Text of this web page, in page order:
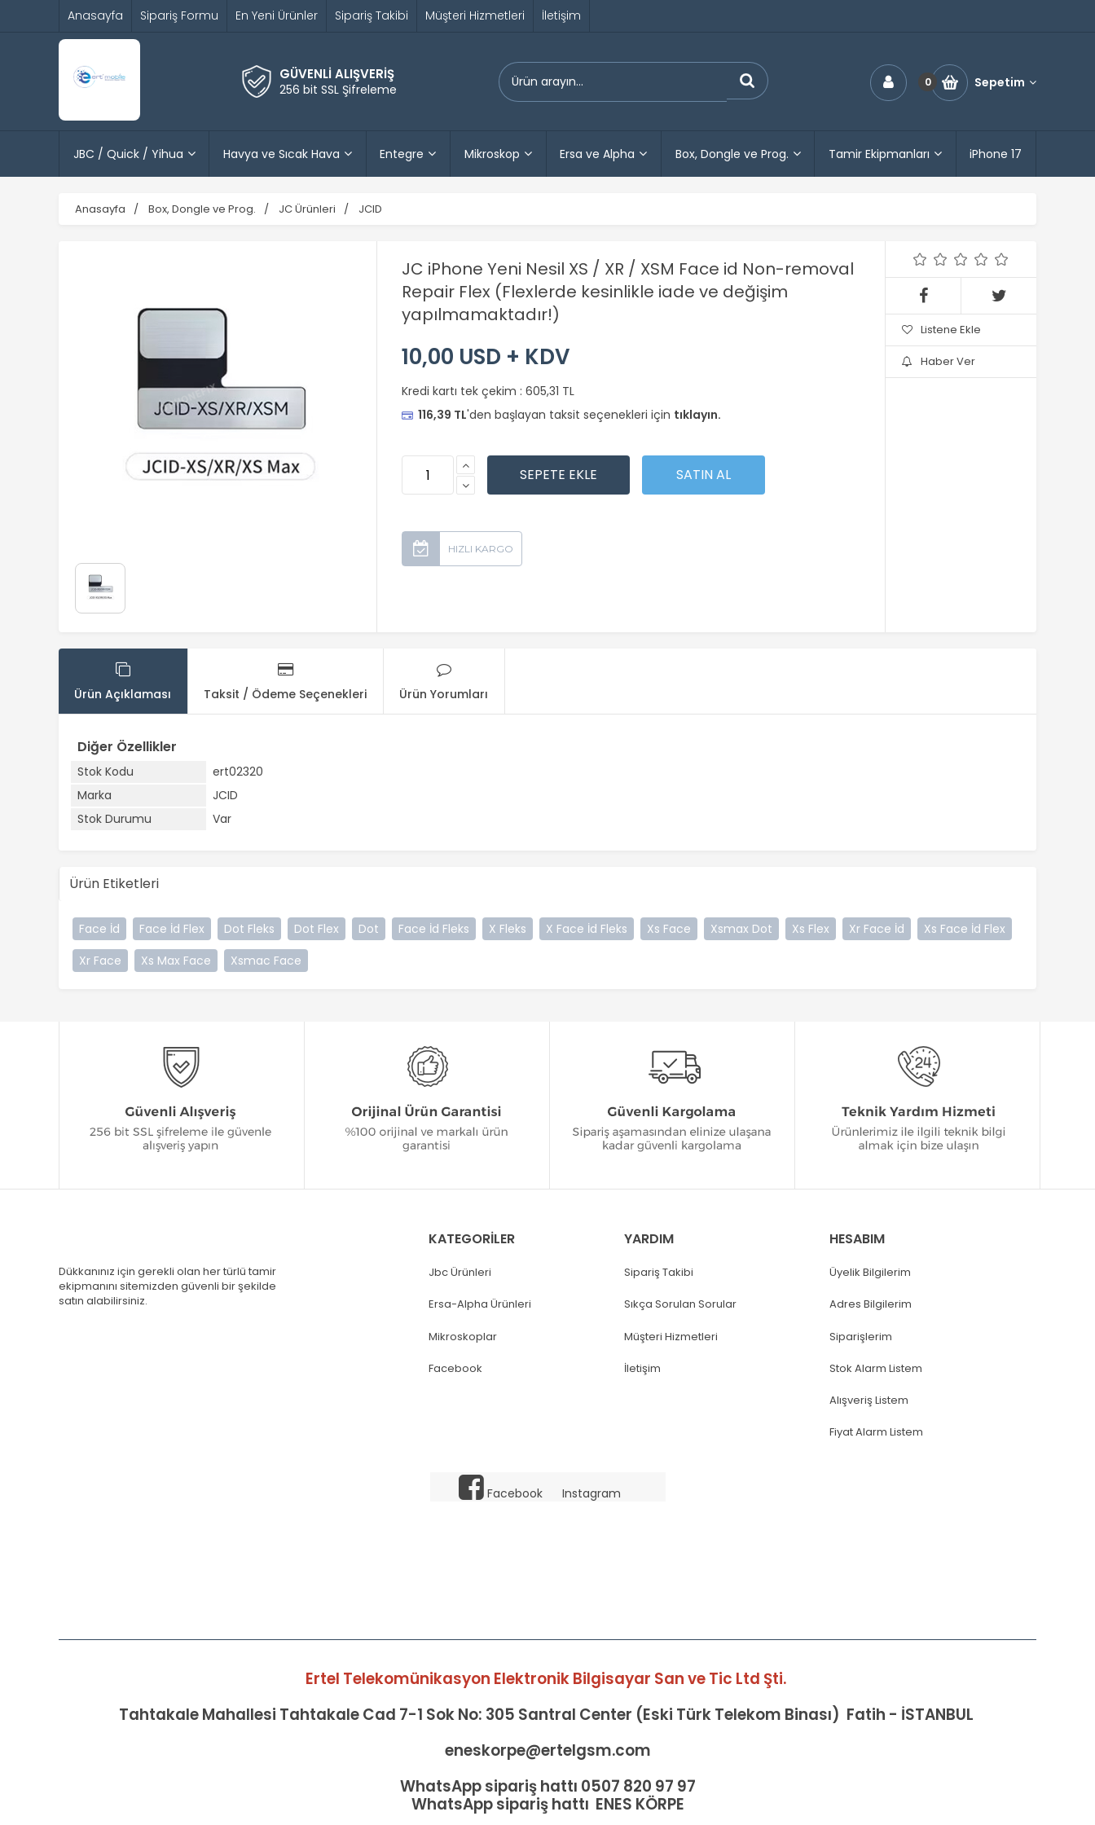
Anasayfa Sipariş Formu En Yeni Ürünler Sipariş Takibi Müşteri Hizmetleri İletişim
GÜVENLİ ALIŞVERİŞ
256 bit SSL Şifreleme 0 Sepetim
JBC / Quick / Yihua Havya ve Sıcak Hava Entegre Mikroskop Ersa ve Alpha Box, Dongle ve Prog. Tamir Ekipmanları iPhone 17
Anasayfa Box, Dongle ve Prog. JC Ürünleri JCID
JC iPhone Yeni Nesil XS / XR / XSM Face id Non-removal
Repair Flex (Flexlerde kesinlikle iade ve değişim
yapılmamaktadır!)
10,00 USD + KDV
Kredi kartı tek çekim : 605,31 TL
116,39 TL'den başlayan taksit seçenekleri için tıklayın.
Listene Ekle
Haber Ver
Ürün Açıklaması Taksit / Ödeme Seçenekleri Ürün Yorumları
Diğer Özellikler
Stok Kodu
ert02320
Marka
JCID
Stok Durumu
Var
Ürün Etiketleri
Face İd Face İd Flex Dot Fleks Dot Flex Dot Face İd Fleks X Fleks X Face İd Fleks Xs Face Xsmax Dot Xs Flex Xr Face İd
Xs Face İd Flex
Xr Face
Xs Max Face Xsmac Face
Dükkanınız için gerekli olan her türlü tamir
ekipmanını sitemizden güvenli bir şekilde
satın alabilirsiniz.
KATEGORİLER
Jbc Ürünleri
Ersa-Alpha Ürünleri
Mikroskoplar
Facebook
YARDIM
Sipariş Takibi
Sıkça Sorulan Sorular
Müşteri Hizmetleri
İletişim
HESABIM
Üyelik Bilgilerim
Adres Bilgilerim
Siparişlerim
Stok Alarm Listem
Alışveriş Listem
Fiyat Alarm Listem
Facebook Instagram
Ertel Telekomünikasyon Elektronik Bilgisayar San ve Tic Ltd Şti.
Tahtakale Mahallesi Tahtakale Cad 7-1 Sok No: 305 Santral Center (Eski Türk Telekom Binası) Fatih - İSTANBUL
eneskorpe@ertelgsm.com
WhatsApp sipariş hattı 0507 820 97 97
WhatsApp sipariş hattı ENES KÖRPE